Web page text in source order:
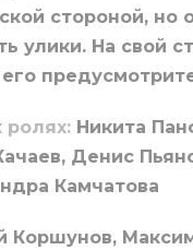
стороной,
улики. На свой
ролях: Никита
Денис
Камчатова
Коршунов,